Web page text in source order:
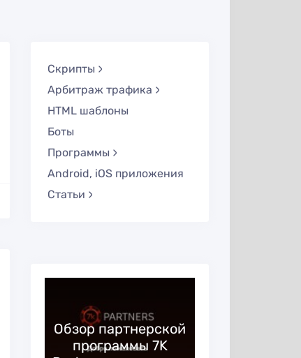
Скрипты
Арбитраж трафика
HTML шаблоны
Боты
Программы
Android, iOS приложения
Статьи
Обзор партнерской
программы 7K